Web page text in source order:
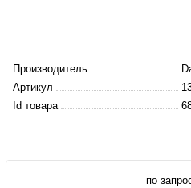
Производитель
Артикул
Id товара
по